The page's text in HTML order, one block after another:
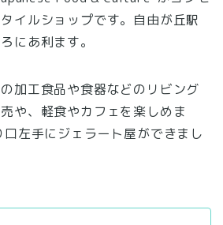
イルショップです。自由が丘駅
にあ利ます。
加工食品や食器などのリビング
や、軽食やカフェを楽しめま
左手にジェラート屋ができまし